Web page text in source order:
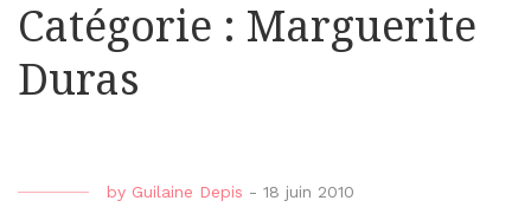
Catégorie : Marguerite
Duras
by Guilaine Depis - 18 juin 2010